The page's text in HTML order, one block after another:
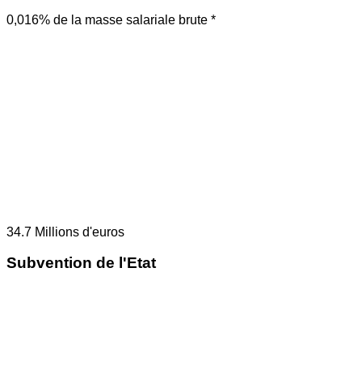
0,016% de la masse salariale brute *
34.7 Millions d'euros
Subvention de l'Etat